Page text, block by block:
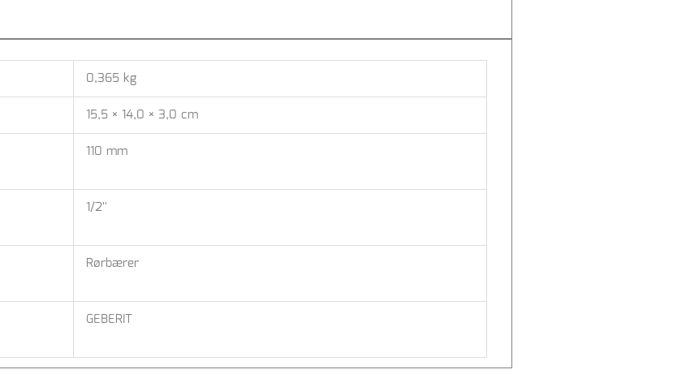
0,365 kg
15,5 × 14,0 × 3,0 cm
110 mm
1/2''
Rørbærer
GEBERIT